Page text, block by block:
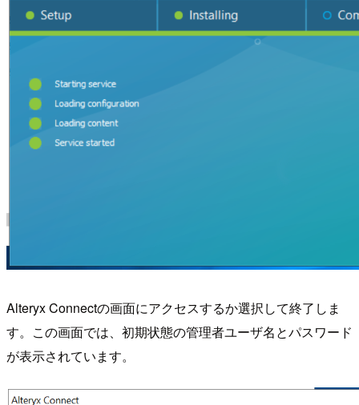
Alteryx Connectの画面にアクセスするか選択して終了しま
す。この画面では、初期状態の管理者ユーザ名とパスワード
が表示されています。